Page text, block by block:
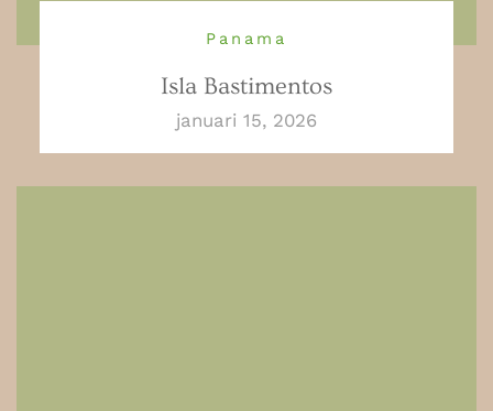
Panama
Isla Bastimentos
januari 15, 2026